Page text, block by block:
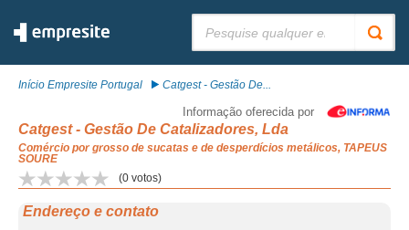
Início Empresite Portugal Catgest - Gestão De...
Informação oferecida por
Catgest - Gestão De Catalizadores, Lda
Comércio por grosso de sucatas e de desperdícios metálicos, TAPEUS
SOURE
(0 votos)
Endereço e contato